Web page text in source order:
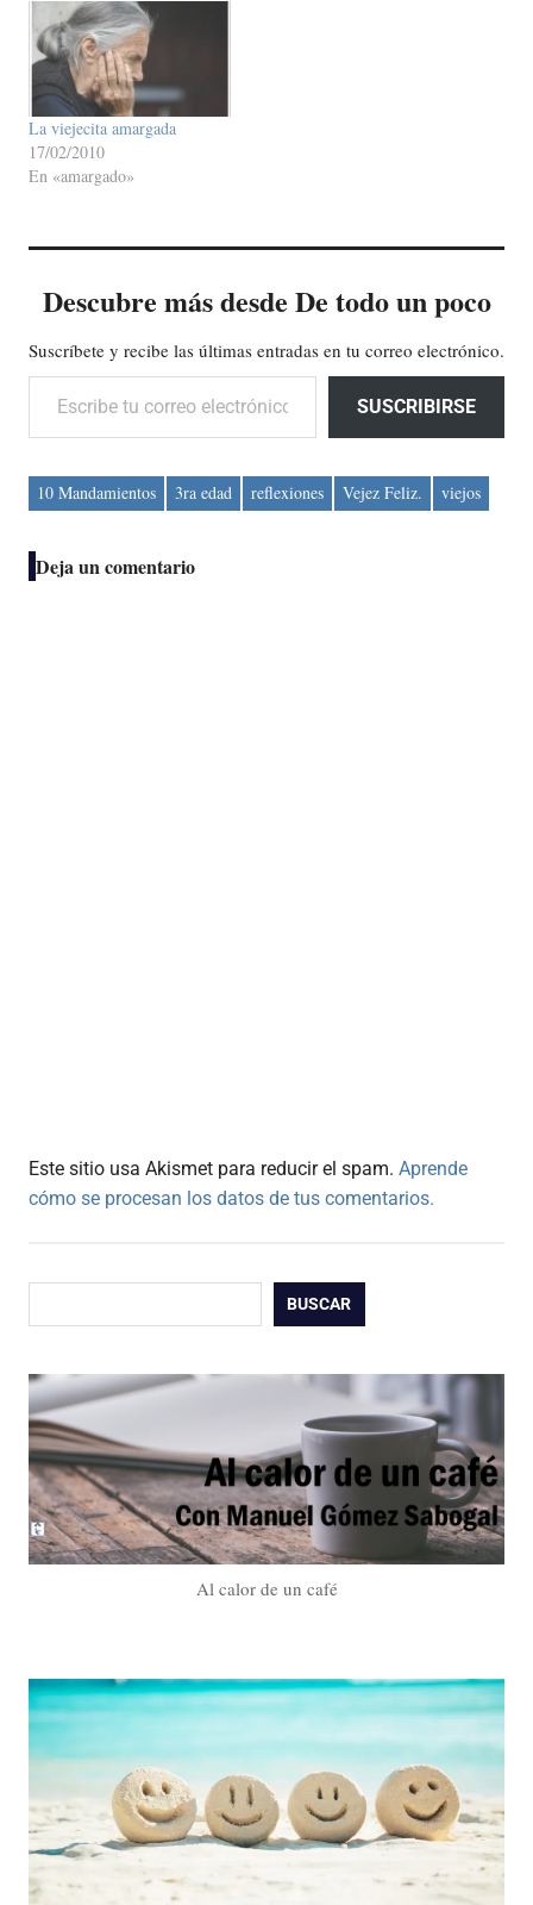
La viejecita amargada
17/02/2010
En «amargado»
Descubre más desde De todo un poco
Suscríbete y recibe las últimas entradas en tu correo electrónico.
Escribe tu correo electrónico…
SUSCRIBIRSE
10 Mandamientos 3ra edad reflexiones Vejez Feliz. viejos
Deja un comentario
Este sitio usa Akismet para reducir el spam. Aprende
cómo se procesan los datos de tus comentarios.
BUSCAR
Al calor de un café